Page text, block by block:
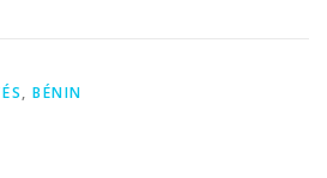
, BÉNIN